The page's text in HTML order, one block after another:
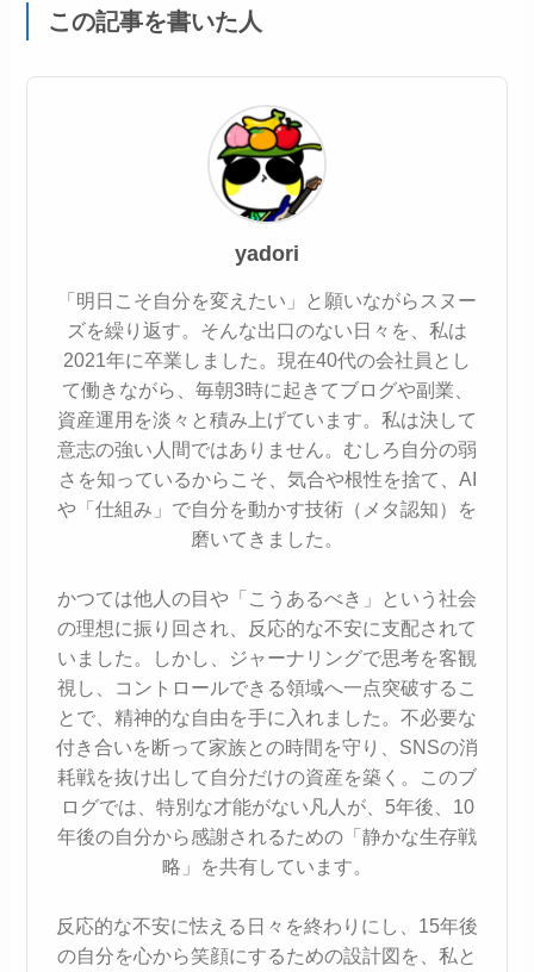
この記事を書いた人
yadori
「明日こそ自分を変えたい」と願いながらスヌー
ズを繰り返す。そんな出口のない日々を、私は
2021年に卒業しました。現在40代の会社員とし
て働きながら、毎朝3時に起きてブログや副業、
資産運用を淡々と積み上げています。私は決して
意志の強い人間ではありません。むしろ自分の弱
さを知っているからこそ、気合や根性を捨て、AI
や「仕組み」で自分を動かす技術（メタ認知）を
磨いてきました。
かつては他人の目や「こうあるべき」という社会
の理想に振り回され、反応的な不安に支配されて
いました。しかし、ジャーナリングで思考を客観
視し、コントロールできる領域へ一点突破するこ
とで、精神的な自由を手に入れました。不必要な
付き合いを断って家族との時間を守り、SNSの消
耗戦を抜け出して自分だけの資産を築く。このブ
ログでは、特別な才能がない凡人が、5年後、10
年後の自分から感謝されるための「静かな生存戦
略」を共有しています。
反応的な不安に怯える日々を終わりにし、15年後
の自分を心から笑顔にするための設計図を、私と